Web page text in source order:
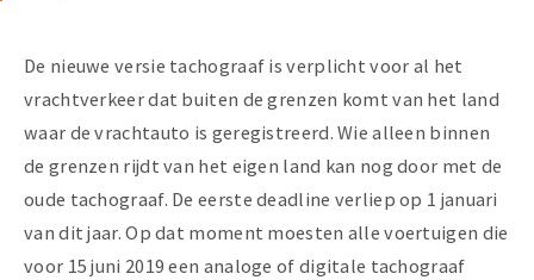
De nieuwe versie tachograaf is verplicht voor al het
vrachtverkeer dat buiten de grenzen komt van het land
waar de vrachtauto is geregistreerd. Wie alleen binnen
de grenzen rijdt van het eigen land kan nog door met de
oude tachograaf. De eerste deadline verliep op 1 januari
van dit jaar. Op dat moment moesten alle voertuigen die
voor 15 juni 2019 een analoge of digitale tachograaf